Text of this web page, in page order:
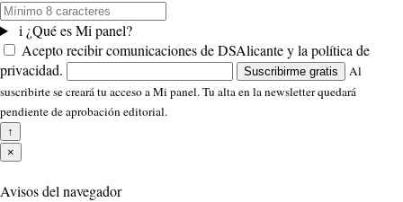
i ¿Qué es Mi panel?
Acepto recibir comunicaciones de DSAlicante y la política de
privacidad.
Suscribirme gratis
Al
suscribirte se creará tu acceso a Mi panel. Tu alta en la newsletter quedará
pendiente de aprobación editorial.
↑
×
Avisos del navegador